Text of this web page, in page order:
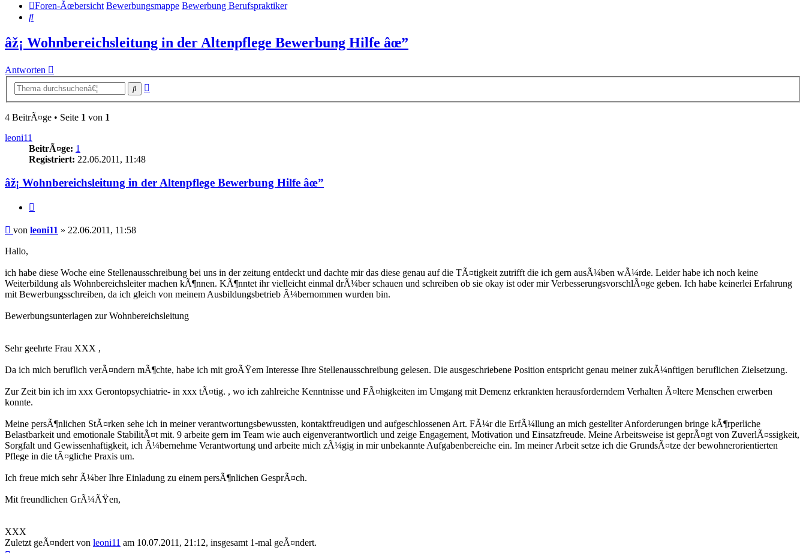
Foren-Ãœbersicht Bewerbungsmappe Bewerbung Berufspraktiker
Suche
âž¡ Wohnbereichsleitung in der Altenpflege Bewerbung Hilfe âœ”
Antworten
Suche
4 BeitrÃ¤ge • Seite 1 von 1
leoni11
BeitrÃ¤ge: 1
Registriert: 22.06.2011, 11:48
âž¡ Wohnbereichsleitung in der Altenpflege Bewerbung Hilfe âœ”
Beitrag
von leoni11 » 22.06.2011, 11:58
Hallo,
ich habe diese Woche eine Stellenausschreibung bei uns in der zeitung entdeckt und dachte mir das diese genau auf die TÃ¤tigkeit zutrifft die ich gern ausÃ¼ben wÃ¼rde. Leider habe ich noch keine
Weiterbildung als Wohnbereichsleiter machen kÃ¶nnen. KÃ¶nntet ihr vielleicht einmal drÃ¼ber schauen und schreiben ob sie okay ist oder mir VerbesserungsvorschlÃ¤ge geben. Ich habe keinerlei Erfahrung
mit Bewerbungsschreiben, da ich gleich von meinem Ausbildungsbetrieb Ã¼bernommen wurden bin.
Bewerbungsunterlagen zur Wohnbereichsleitung
Sehr geehrte Frau XXX ,
Da ich mich beruflich verÃ¤ndern mÃ¶chte, habe ich mit groÃŸem Interesse Ihre Stellenausschreibung gelesen. Die ausgeschriebene Position entspricht genau meiner zukÃ¼nftigen beruflichen Zielsetzung.
Zur Zeit bin ich im xxx Gerontopsychiatrie- in xxx tÃ¤tig. , wo ich zahlreiche Kenntnisse und FÃ¤higkeiten im Umgang mit Demenz erkrankten herausforderndem Verhalten Ã¤ltere Menschen erwerben
konnte.
Meine persÃ¶nlichen StÃ¤rken sehe ich in meiner verantwortungsbewussten, kontaktfreudigen und aufgeschlossenen Art. FÃ¼r die ErfÃ¼llung an mich gestellter Anforderungen bringe kÃ¶rperliche
Belastbarkeit und emotionale StabilitÃ¤t mit. 9 arbeite gern im Team wie auch eigenverantwortlich und zeige Engagement, Motivation und Einsatzfreude. Meine Arbeitsweise ist geprÃ¤gt von ZuverlÃ¤ssigkeit,
Sorgfalt und Gewissenhaftigkeit, ich Ã¼bernehme Verantwortung und arbeite mich zÃ¼gig in mir unbekannte Aufgabenbereiche ein. Im meiner Arbeit setze ich die GrundsÃ¤tze der bewohnerorientierten
Pflege in die tÃ¤gliche Praxis um.
Ich freue mich sehr Ã¼ber Ihre Einladung zu einem persÃ¶nlichen GesprÃ¤ch.
Mit freundlichen GrÃ¼ÃŸen,
XXX
Zuletzt geÃ¤ndert von leoni11 am 10.07.2011, 21:12, insgesamt 1-mal geÃ¤ndert.